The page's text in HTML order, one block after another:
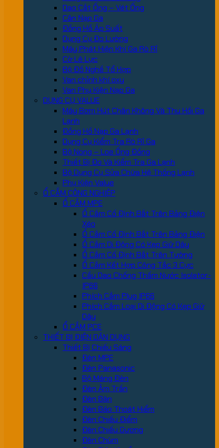
Dao Cắt Ống – Vét Ống
Cân Nạp Ga
Đồng Hồ Áp Suất
Dụng Cụ Đo Lường
Máy Phát Hiện Khí Ga Rò Rỉ
Cờ Lê Lực
Bộ Đồ Nghề Tổ Hợp
Van chỉnh khí oxy
Van Phụ Kiện Nạp Ga
DỤNG CỤ VALUE
Máy Bơm Hút Chân Không Và Thu Hồi Ga
Lạnh
Đồng Hồ Nạp Ga Lạnh
Dụng Cụ Kiểm Tra Rò Rỉ Ga
Bộ Nong – Loe Ống Đồng
Thiết Bị Đo Và Kiểm Tra Ga Lạnh
Bộ Dụng Cụ Sửa Chữa Hệ Thống Lạnh
Phụ Kiện Value
Ổ CẮM CÔNG NGHIỆP
Ổ CẮM MPE
Ổ Cắm Cố Định Bắt Trên Bảng Điện
Xéo
Ổ Cắm Cố Định Bắt Trên Bảng Điện
Ổ Cắm Di Động Có Kẹp Giữ Dây
Ổ Cắm Cố Định Bắt Trên Tường
Ổ Cắm Kết Hợp Công Tắc 3 Cực
Cầu Dao Chống Thấm Nước Isolator-
IP66
Phích Cắm Plug IP66
Phích Cắm Loại Di Động Có Kẹp Giữ
Dây
Ổ CẮM PCE
THIẾT BỊ ĐIỆN DÂN DỤNG
Thiết Bị Chiếu Sáng
Đèn MPE
Đèn Panasonic
Bộ Máng Đèn
Đèn Âm Trần
Đèn Bàn
Đèn Báo Thoát Hiểm
Đèn Chiếu Điểm
Đèn Chiếu Gương
Đèn Chùm